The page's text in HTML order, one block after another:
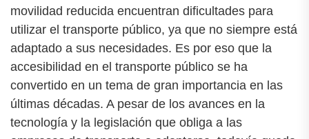
movilidad reducida encuentran dificultades para
utilizar el transporte público, ya que no siempre está
adaptado a sus necesidades. Es por eso que la
accesibilidad en el transporte público se ha
convertido en un tema de gran importancia en las
últimas décadas. A pesar de los avances en la
tecnología y la legislación que obliga a las